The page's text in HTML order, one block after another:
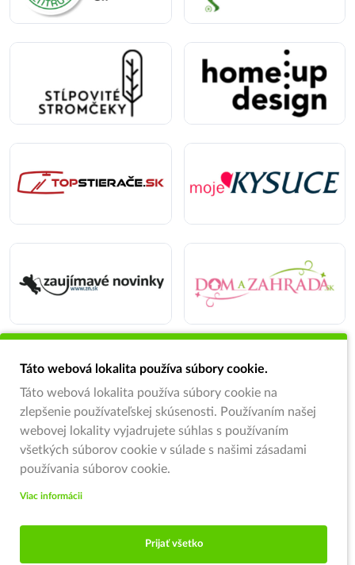
Táto webová lokalita používa súbory cookie.
Táto webová lokalita používa súbory cookie na
zlepšenie používateľskej skúsenosti. Používaním našej
webovej lokality vyjadrujete súhlas s používaním
všetkých súborov cookie v súlade s našimi zásadami
používania súborov cookie.
Viac informácii
Prijať všetko